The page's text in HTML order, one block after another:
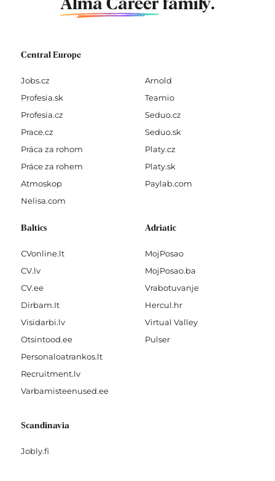
Alma Career family.
Central Europe
Jobs.cz
Profesia.sk
Profesia.cz
Prace.cz
Práca za rohom
Práce za rohem
Atmoskop
Nelisa.com
Arnold
Teamio
Seduo.cz
Seduo.sk
Platy.cz
Platy.sk
Paylab.com
Baltics
CVonline.lt
CV.lv
CV.ee
Dirbam.It
Visidarbi.lv
Otsintood.ee
Personaloatrankos.lt
Recruitment.lv
Varbamisteenused.ee
Adriatic
MojPosao
MojPosao.ba
Vrabotuvanje
Hercul.hr
Virtual Valley
Pulser
Scandinavia
Jobly.fi